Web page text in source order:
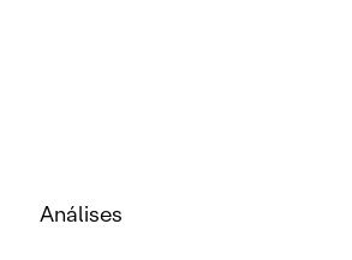
Análises